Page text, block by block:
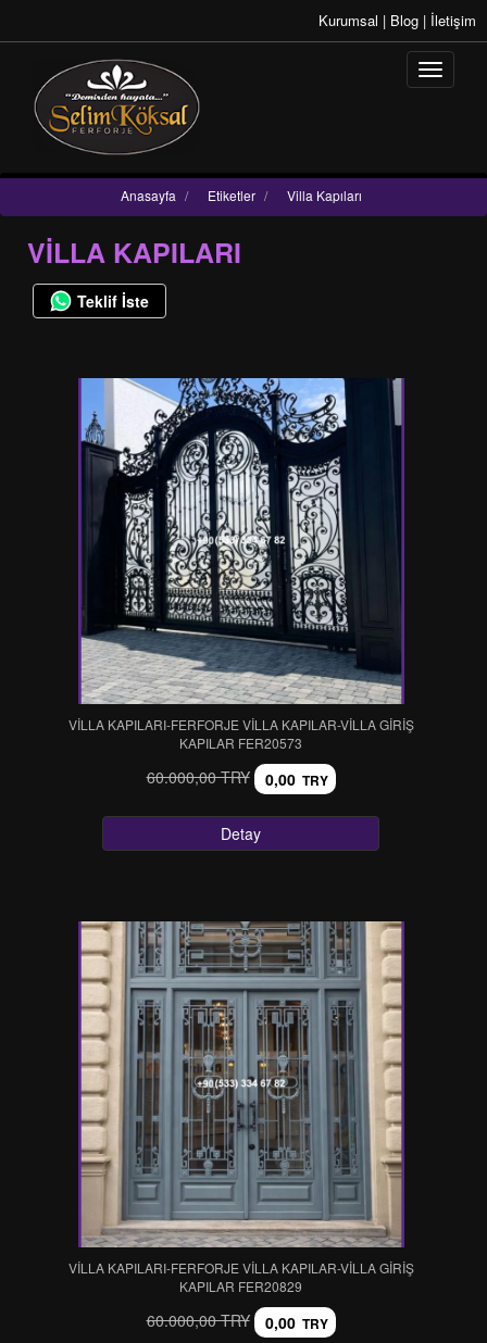
Kurumsal | Blog | İletişim
Anasayfa / Etiketler / Villa Kapıları
VILLA KAPILARI
Teklif İste
VİLLA KAPILARI-FERFORJE VİLLA KAPILAR-VİLLA GİRİŞ
KAPILAR FER20573
60.000,00 TRY 0,00 TRY
Detay
VİLLA KAPILARI-FERFORJE VİLLA KAPILAR-VİLLA GİRİŞ
KAPILAR FER20829
60.000,00 TRY 0,00 TRY